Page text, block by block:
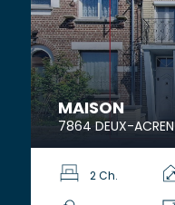
MAISON
7864 DEUX-ACREN
2 Ch.